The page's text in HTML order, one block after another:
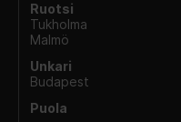
Ruotsi
Tukholma
Malmö
Unkari
Budapest
Puola